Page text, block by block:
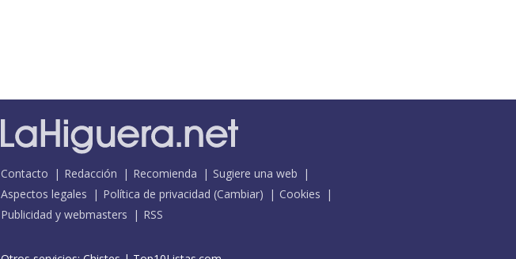
Contacto Redacción Recomienda
Sugiere una web
Aspectos legales
Política de privacidad (Cambiar)
Cookies
Publicidad y webmasters
RSS